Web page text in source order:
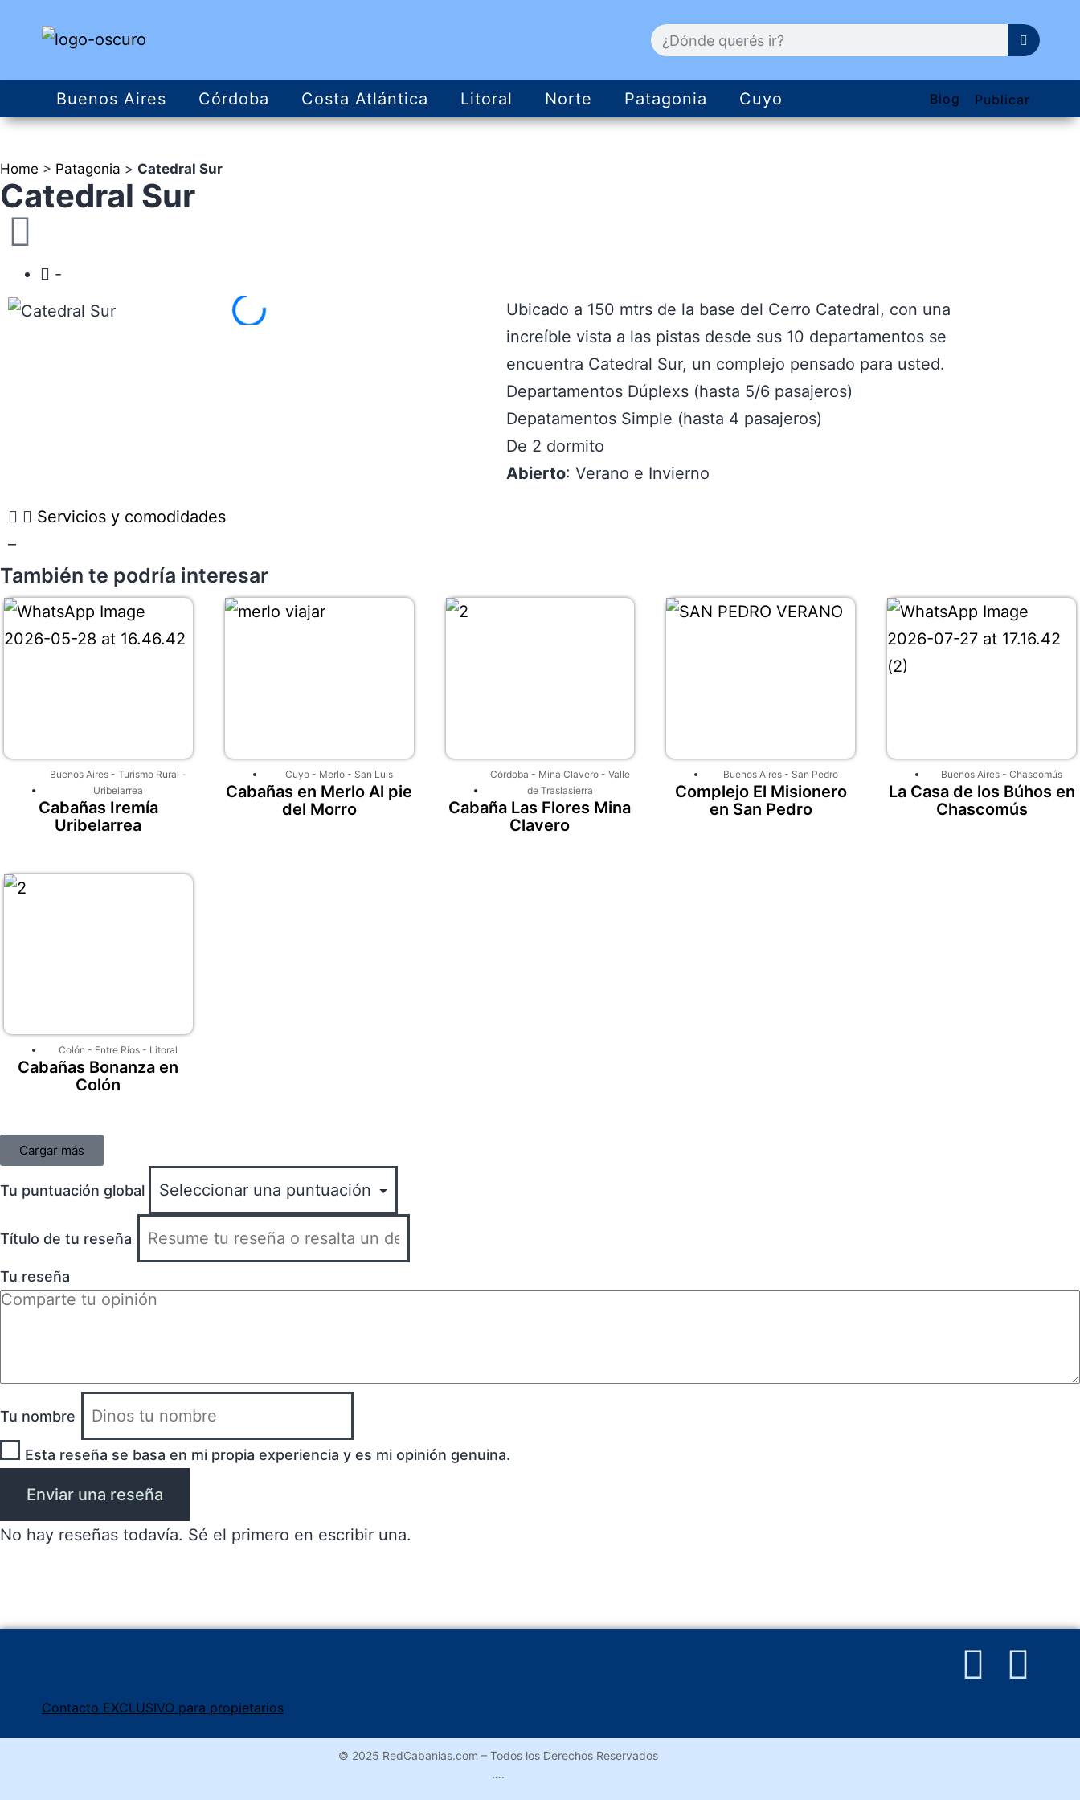
Buenos Aires Córdoba Costa Atlántica Litoral Norte Patagonia Cuyo Blog Publicar
Home > Patagonia > Catedral Sur
Catedral Sur
-
Ubicado a 150 mtrs de la base del Cerro Catedral, con una
increíble vista a las pistas desde sus 10 departamentos se
encuentra Catedral Sur, un complejo pensado para usted.
Departamentos Dúplexs (hasta 5/6 pasajeros)
Depatamentos Simple (hasta 4 pasajeros)
De 2 dormito
Abierto: Verano e Invierno
Servicios y comodidades
–
También te podría interesar
Buenos Aires -Turismo Rural -
Uribelarrea
Cabañas Iremía
Uribelarrea
Cuyo - Merlo - San Luis
Cabañas en Merlo Al pie
del Morro
Córdoba - Mina Clavero- Valle
de Traslasierra
Cabaña Las Flores Mina
Clavero
Buenos Aires - San Pedro
Complejo El Misionero
en San Pedro
Buenos Aires -Chascomús
La Casa de los Búhos en
Chascomús
Colón - Entre Ríos - Litoral
Cabañas Bonanza en
Colón
Cargar más
Tu puntuación global
Título de tu reseña
Tu reseña
Tu nombre
Esta reseña se basa en mi propia experiencia y es mi opinión genuina.
Enviar una reseña
No hay reseñas todavía. Sé el primero en escribir una.
Contacto EXCLUSIVO para propietarios
© 2025 RedCabanias.com – Todos los Derechos Reservados
….